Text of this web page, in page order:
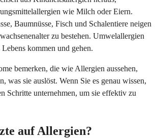
wie Milch oder Eiern.
Baumnüsse, Fisch und Schalentiere neigen
zu bestehen. Umwelallergien
kommen und gehen.
bemerken, die wie Allergien aussehen,
was sie auslöst. Wenn Sie es genau wissen,
Schritte unternehmen, um sie effektiv zu
auf Allergien?